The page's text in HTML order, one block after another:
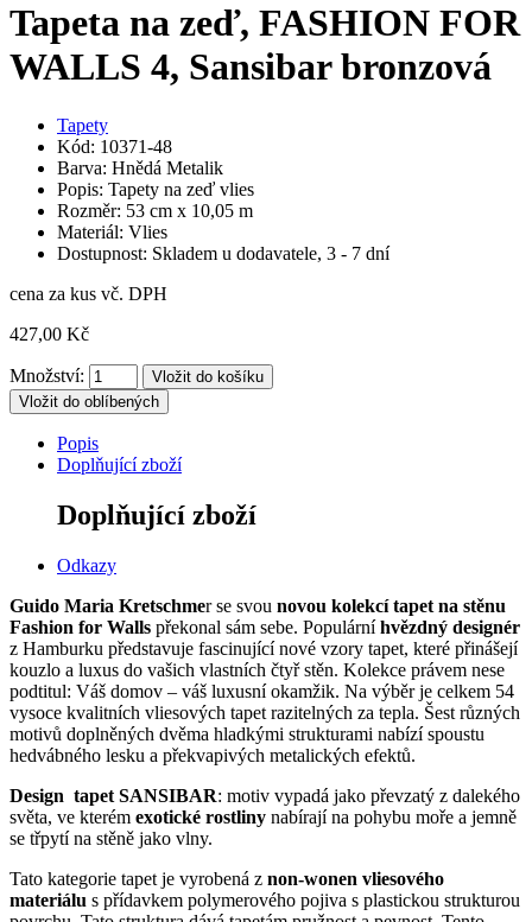
Tapeta na zeď, FASHION FOR
WALLS 4, Sansibar bronzová
Tapety
Kód: 10371-48
Barva: Hnědá Metalik
Popis: Tapety na zeď vlies
Rozměr: 53 cm x 10,05 m
Materiál: Vlies
Dostupnost: Skladem u dodavatele, 3 - 7 dní
cena za kus vč. DPH
427,00 Kč
Množství:
Vložit do oblíbených
Popis
Doplňující zboží
Doplňující zboží
Odkazy
Guido Maria Kretschmer se svou novou kolekcí tapet na stěnu
Fashion for Walls překonal sám sebe. Populárníhvězdný designér
z Hamburku představuje fascinující nové vzory tapet, které přinášejí
kouzlo a luxus do vašich vlastních čtyř stěn. Kolekce právem nese
podtitul: Váš domov – váš luxusní okamžik. Na výběr je celkem 54
vysoce kvalitních vliesových tapet razitelných za tepla. Šest různých
motivů doplněných dvěma hladkými strukturami nabízí spoustu
hedvábného lesku a překvapivých metalických efektů.
Design tapet SANSIBAR: motiv vypadá jako převzatý z dalekého
světa, ve kterém exotické rostliny nabírají na pohybu moře a jemně
se třpytí na stěně jako vlny.
Tato kategorie tapet je vyrobená z non-wonen vliesového
materiálu s přídavkem polymerového pojiva s plastickou strukturou